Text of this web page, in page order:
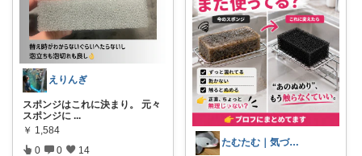
えりんぎ
スポンジはこれに決まり。 元々
スポンジに ...
￥ 1,584
0 0 14
たむたむ｜気づけば整う暮らし｜水回り収納